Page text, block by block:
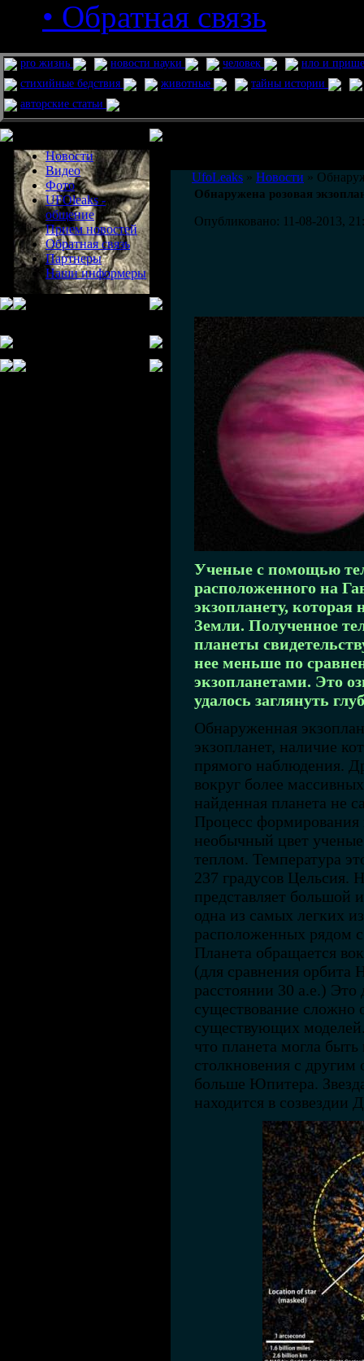
• Обратная связь
pro жизнь новости науки человек
нло и
стихийные бедствия
животные
тайны истории
авторские статьи
Новости
Видео
Фото
UFOleaks -
общение
Прием новостей
Обратная связь
Партнеры
Наши информеры
UfoLeaks » Новости »
Обнаружена розовая
Опубликовано: 11-08-2013,
Ученые с помощью
расположенного на
экзопланету, которая
Земли. Полученное
планеты
нее меньше по
экзопланетами. Это
удалось заглянуть
Обнаруженная
экзопланет, наличие
прямого наблюдения.
вокруг более
найденная планета не
Процесс формирования
необычный цвет
теплом. Температура
237 градусов Цельсия.
представляет большой
одна из самых легких
расположенных рядом
Планета обращается
(для сравнения орбита
расстоянии 30 а.е.) Это
существование
существующих
что планета могла
столкновения с другим
больше Юпитера.
находится в созвездии